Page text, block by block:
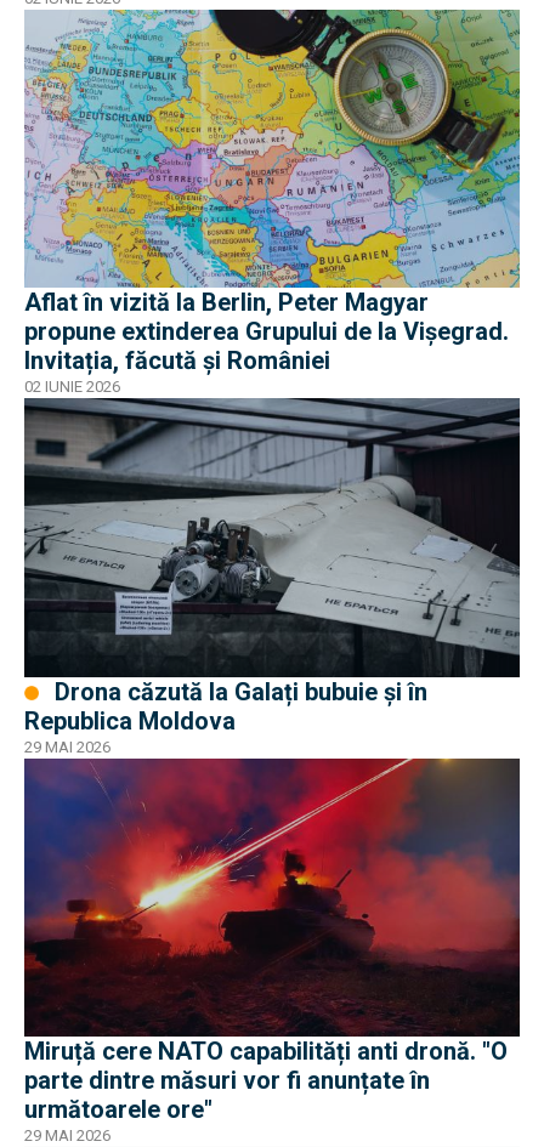
Aflat în vizită la Berlin, Peter Magyar
propune extinderea Grupului de la Vişegrad.
Invitația, făcută și României
02 IUNIE 2026
Republica Moldova
29 MAI 2026
Miruță cere NATO capabilități anti dronă. "O
parte dintre măsuri vor fi anunțate în
următoarele ore"
29 MAI 2026